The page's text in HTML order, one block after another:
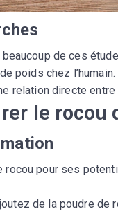
de ces
poids chez
relation directe
le rocou
pour ses
de la poudre de